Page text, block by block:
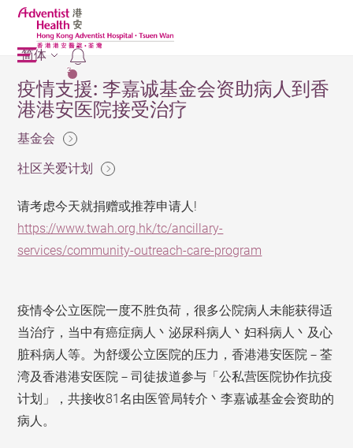
2
简体
疫情支援: 李嘉诚基金会资助病人到香
港港安医院接受治疗
基金会
社区关爱计划
请考虑今天就捐赠或推荐申请人!
https://www.twah.org.hk/tc/ancillary-
services/community-outreach-care-program
疫情令公立医院一度不胜负荷，很多公院病人未能获得适
当治疗，当中有癌症病人丶泌尿科病人丶妇科病人丶及心
脏科病人等。为舒缓公立医院的压力，香港港安医院－荃
湾及香港港安医院－司徒拔道参与「公私营医院协作抗疫
计划」，共接收81名由医管局转介丶李嘉诚基金会资助的
病人。